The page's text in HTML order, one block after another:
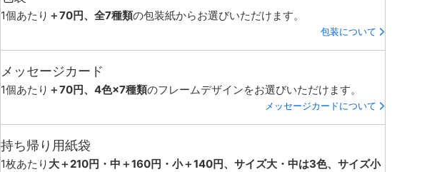
1個あたり ＋70円、全7種類の包装紙からお選びいただけます。
包装について
メッセージカード
1個あたり ＋70円、4色×7種類のフレームデザインをお選びいただけます。
メッセージカードについて
持ち帰り用紙袋
1枚あたり 大＋210円・中＋160円・小＋140円、サイズ大・中は3色、サイズ小